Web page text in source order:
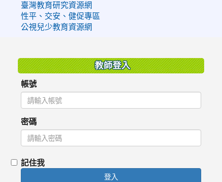
臺灣教育研究資源網
性平、交安、健促專區
公視兒少教育資源網
教師登入
帳號
密碼
記住我
登入